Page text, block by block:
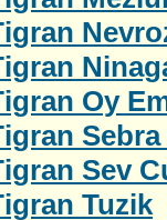
Oy
Sev
Tuzik